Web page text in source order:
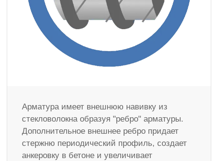
Арматура имеет внешнюю навивку из
стекловолокна образуя "ребро" арматуры.
Дополнительное внешнее ребро придает
стержню периодический профиль, создает
анкеровку в бетоне и увеличивает